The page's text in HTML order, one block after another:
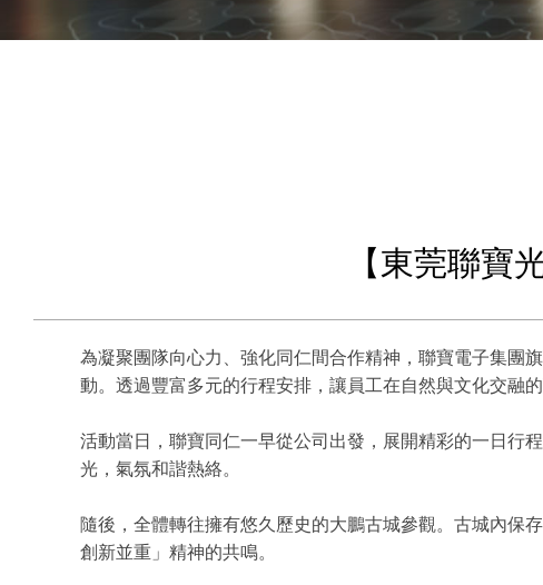
Inductors
Module
【東莞聯寶
為凝聚團隊向心力、強化同仁間合作精神，聯寶電子集團
動。透過豐富多元的行程安排，讓員工在自然與文化交融
活動當日，聯寶同仁一早從公司出發，展開精彩的一日行
光，氣氛和諧熱絡。
隨後，全體轉往擁有悠久歷史的大鵬古城參觀。古城內保
創新並重」精神的共鳴。